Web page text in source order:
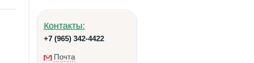
Контакты:
+7 (965) 342-4422
Почта